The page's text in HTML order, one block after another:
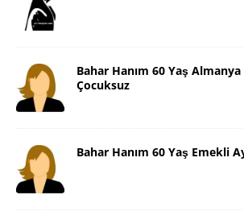
Bahar Hanım 60 Yaş
Çocuksuz
Bahar Hanım 60 Yaş Emekli